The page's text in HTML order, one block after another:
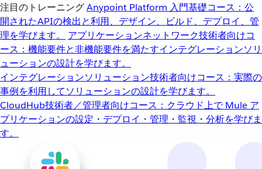
注目のトレーニングAnypoint Platform 入門基礎コース：公
開されたAPIの検出と利用、デザイン、ビルド、デプロイ、管
理を学びます。
アプリケーションネットワーク技術者向けコ
ース：機能要件と非機能要件を満たすインテグレーションソリ
ューションの設計を学びます。
インテグレーションソリューション技術者向けコース：実際の
事例を利用してソリューションの設計を学びます。
CloudHub技術者／管理者向けコース：クラウド上で Mule ア
プリケーションの設定・デプロイ・管理・監視・分析を学びま
す。